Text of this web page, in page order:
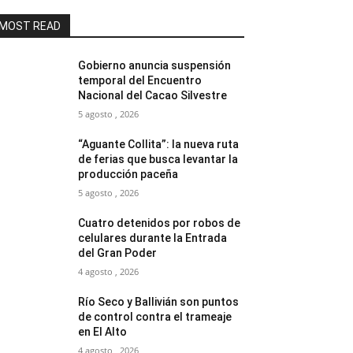
READ
Gobierno anuncia suspensión
temporal del Encuentro
Nacional del Cacao Silvestre
5 agosto , 2026
“Aguante Collita”: la nueva ruta
de ferias que busca levantar la
producción paceña
5 agosto , 2026
Cuatro detenidos por robos de
celulares durante la Entrada
del Gran Poder
4 agosto , 2026
Río Seco y Ballivián son puntos
de control contra el trameaje
en El Alto
4 agosto , 2026